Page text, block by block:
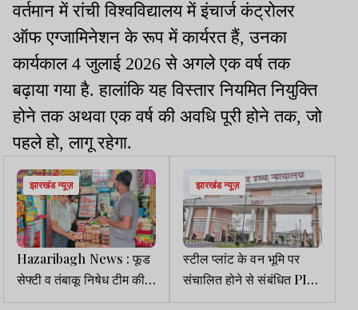
वर्तमान में रांची विश्वविद्यालय में इंचार्ज कंट्रोलर
ऑफ एग्जामिनेशन के रूप में कार्यरत हैं, उनका
कार्यकाल 4 जुलाई 2026 से अगले एक वर्ष तक
बढ़ाया गया है. हालांकि यह विस्तार नियमित नियुक्ति
होने तक अथवा एक वर्ष की अवधि पूरी होने तक, जो
पहले हो, लागू रहेगा.
झारखंड न्यूज़
Hazaribagh News : फूड
सेफ्टी व तंबाकू निषेध टीम की
छापेमारी, 10 दुकानों से वसूला
झारखंड न्यूज़
स्टील प्लांट के वन भूमि पर
संचालित होने से संबंधित PIL
हाईकोर्ट ने किया निष्पादित